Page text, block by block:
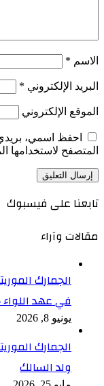
الاسم *
البريد الإلكتروني *
الموقع الإلكتروني
احفظ اسمي، بريدي
المتصفح لاستخدامها
تابعنا على فيسبوك
مقالات وآراء
الجمارك
في عهد اللواء
يونيو 8, 2026
الجمارك
ولد السالك